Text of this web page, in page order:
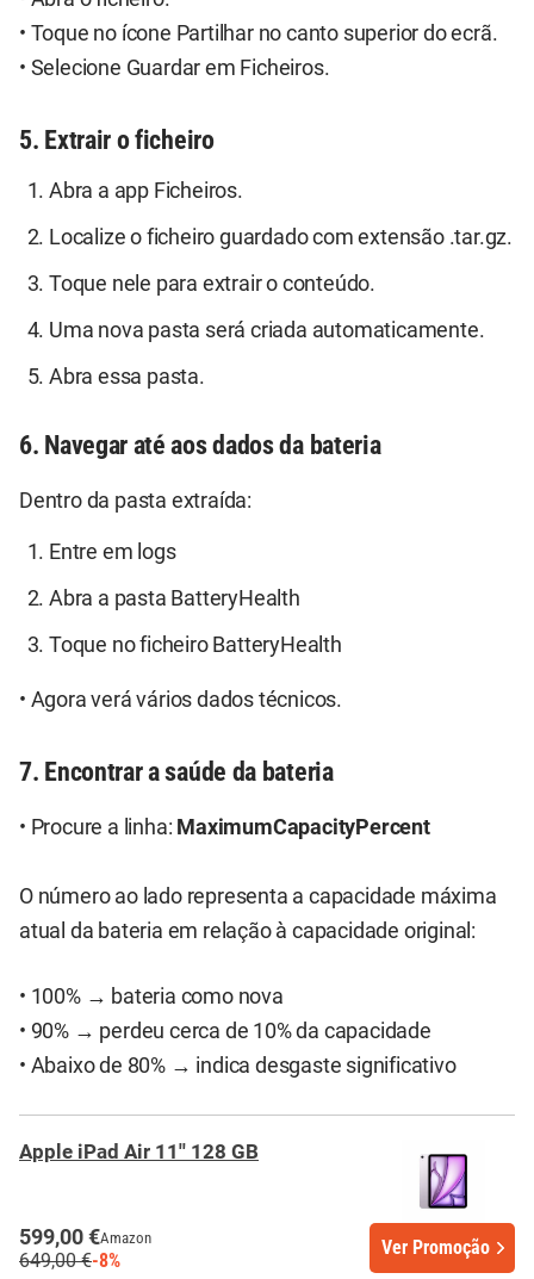
• Toque no ícone Partilhar no canto superior do ecrã.
• Selecione Guardar em Ficheiros.
5. Extrair o ficheiro
Abra a app Ficheiros.
Localize o ficheiro guardado com extensão .tar.gz.
Toque nele para extrair o conteúdo.
Uma nova pasta será criada automaticamente.
Abra essa pasta.
6. Navegar até aos dados da bateria
Dentro da pasta extraída:
Entre em logs
Abra a pasta BatteryHealth
Toque no ficheiro BatteryHealth
• Agora verá vários dados técnicos.
7. Encontrar a saúde da bateria
• Procure a linha: MaximumCapacityPercent
O número ao lado representa a capacidade máxima
atual da bateria em relação à capacidade original:
• 100% → bateria como nova
• 90% → perdeu cerca de 10% da capacidade
• Abaixo de 80% → indica desgaste significativo
Apple iPad Air 11'' 128 GB
599,00 €Amazon
649,00 €-8%
Ver Promoção